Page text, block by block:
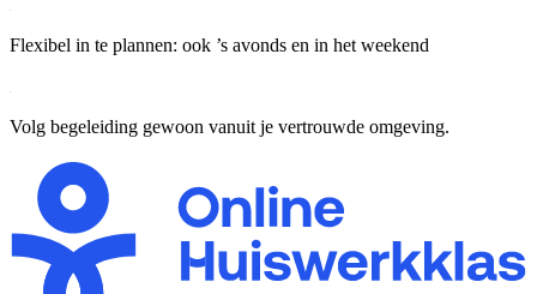
Flexibel in te plannen: ook ’s avonds en in het weekend
Volg begeleiding gewoon vanuit je vertrouwde omgeving.